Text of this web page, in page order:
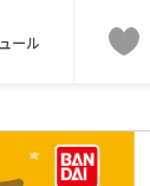
ール